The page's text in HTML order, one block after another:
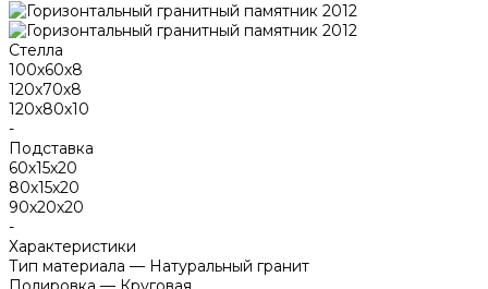
Стелла
100х60х8
120х70х8
120х80х10
-
Подставка
60х15х20
80х15х20
90х20х20
-
Характеристики
Тип материала — Натуральный гранит